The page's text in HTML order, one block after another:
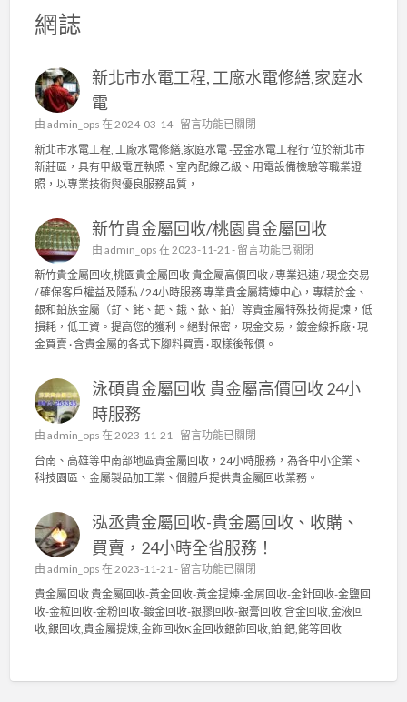
網誌
新北市水電工程, 工廠水電修繕,家庭水
電
由 admin_ops 在 2024-03-14 - 在
〈
新
北
市
電
工
,
工
廠
水
電
繕
,
庭
水
電
〉
留言功能已關閉
新北市水電工程, 工廠水電修繕,家庭水電 -昱金水電工程行 位於新北市
新莊區，具有甲級電匠執照、室內配線乙級、用電設備檢驗等職業證
照，以專業技術與優良服務品質，
新竹貴金屬回收/桃園貴金屬回收
由admin_ops 在 2023-11-21 - 在
〈
新
竹
貴
金
屬
收
園
貴
金
收
〉
中
留言功能已關閉
新竹貴金屬回收,桃園貴金屬回收 貴金屬高價回收 / 專業迅速 / 現金交易
/ 確保客戶權益及隱私 / 24小時服務 專業貴金屬精煉中心，專精於金、
銀和鉑族金屬（釕、銠、鈀、鋨、銥、鉑）等貴金屬特殊技術提煉，低
損耗，低工資。提高您的獲利。絕對保密，現金交易，鍍金線拆廠 · 現
金買賣 · 含貴金屬的各式下腳料買賣 · 取樣後報價。
泳碩貴金屬回收 貴金屬高價回收 24小
時服務
由 admin_ops 在 2023-11-21 - 在
〈
泳
碩
金
屬
回
收
貴
金
屬
留言功能已關閉
台南、高雄等中南部地區貴金屬回收，24小時服務，為各中小企業、
科技園區、金屬製品加工業、個體戶提供貴金屬回收業務。
泓丞貴金屬回收-貴金屬回收、收購、
買賣，24小時全省服務！
由 admin_ops 在 2023-11-21 - 在
〈
泓
丞
貴
留言功能已關閉
貴金屬回收 貴金屬回收-黃金回收-黃金提煉-金屑回收-金針回收-金鹽回
收-金粒回收-金粉回收-鍍金回收-銀膠回收-銀膏回收,含金回收,金液回
收,銀回收,貴金屬提煉,金飾回收K金回收銀飾回收,鉑,鈀,銠等回收